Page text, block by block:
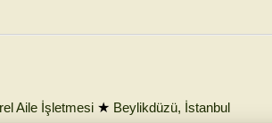
Aile İşletmesi ★ Beylikdüzü, İstanbul